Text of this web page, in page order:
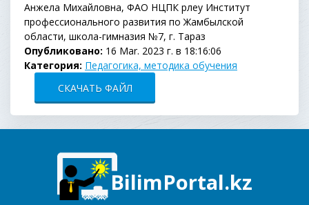
Анжела Михайловна, ФАО НЦПК Өрлеу Институт
профессионального развития по Жамбылской
области, школа-гимназия №7, г. Тараз
Опубликовано: 16 Mar. 2023 г. в 18:16:06
Категория: Педагогика, методика обучения
СКАЧАТЬ ФАЙЛ
BilimPortal.kz